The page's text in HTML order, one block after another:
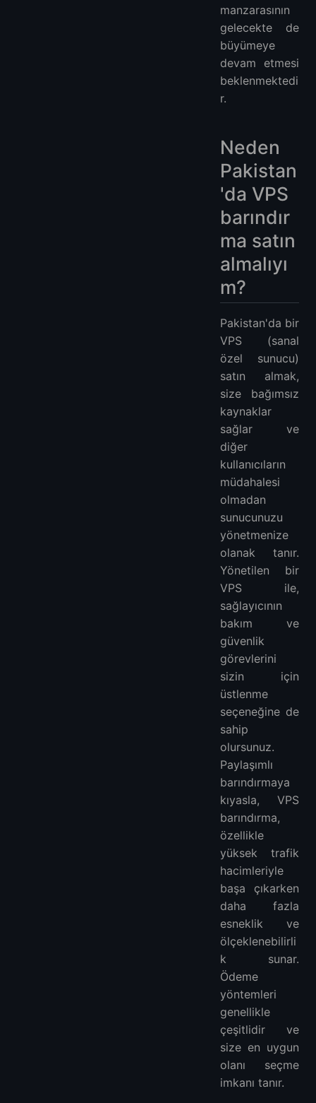
manzarasının
gelecekte de
büyümeye
devam etmesi
beklenmektedi
r.
Neden
Pakistan
'da VPS
barındır
ma satın
almalıyı
m?
Pakistan'da bir
VPS (sanal
özel sunucu)
satın almak,
size bağımsız
kaynaklar
sağlar ve
diğer
kullanıcıların
müdahalesi
olmadan
sunucunuzu
yönetmenize
olanak tanır.
Yönetilen bir
VPS ile,
sağlayıcının
bakım ve
güvenlik
görevlerini
sizin için
üstlenme
seçeneğine de
sahip
olursunuz.
Paylaşımlı
barındırmaya
kıyasla, VPS
barındırma,
özellikle
yüksek trafik
hacimleriyle
başa çıkarken
daha fazla
esneklik ve
ölçeklenebilirli
k sunar.
Ödeme
yöntemleri
genellikle
çeşitlidir ve
size en uygun
olanı seçme
imkanı tanır.